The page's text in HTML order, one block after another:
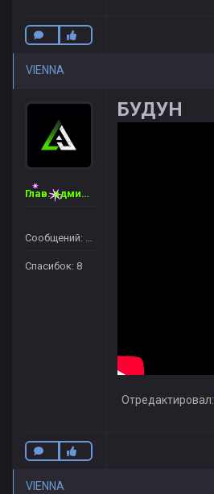
VIENNA
Глав. администратор
Сообщений: 46
Спасибок: 8
БУДУН
Отредактировал:
VIENNA